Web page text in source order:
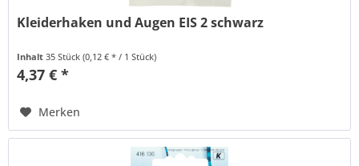
Kleiderhaken und Augen EIS 2 schwarz
Inhalt35 Stück(0,12 € * / 1 Stück)
4,37 € *
Merken